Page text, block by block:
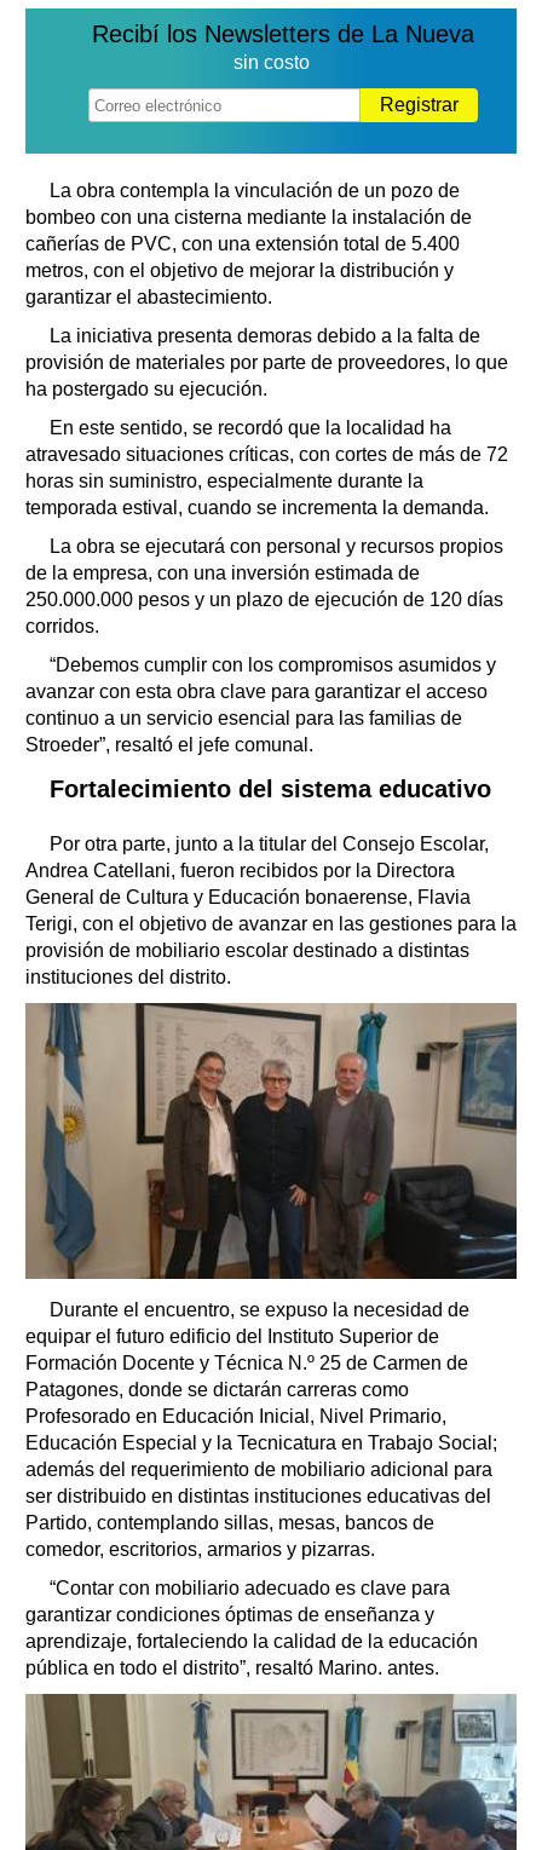
Recibí los Newsletters de La Nueva
sin costo
Registrar
La obra contempla la vinculación de un pozo de
bombeo con una cisterna mediante la instalación de
cañerías de PVC, con una extensión total de 5.400
metros, con el objetivo de mejorar la distribución y
garantizar el abastecimiento.
La iniciativa presenta demoras debido a la falta de
provisión de materiales por parte de proveedores, lo que
ha postergado su ejecución.
En este sentido, se recordó que la localidad ha
atravesado situaciones críticas, con cortes de más de 72
horas sin suministro, especialmente durante la
temporada estival, cuando se incrementa la demanda.
La obra se ejecutará con personal y recursos propios
de la empresa, con una inversión estimada de
250.000.000 pesos y un plazo de ejecución de 120 días
corridos.
“Debemos cumplir con los compromisos asumidos y
avanzar con esta obra clave para garantizar el acceso
continuo a un servicio esencial para las familias de
Stroeder”, resaltó el jefe comunal.
Fortalecimiento del sistema educativo
Por otra parte, junto a la titular del Consejo Escolar,
Andrea Catellani, fueron recibidos por la Directora
General de Cultura y Educación bonaerense, Flavia
Terigi, con el objetivo de avanzar en las gestiones para la
provisión de mobiliario escolar destinado a distintas
instituciones del distrito.
Durante el encuentro, se expuso la necesidad de
equipar el futuro edificio del Instituto Superior de
Formación Docente y Técnica N.º 25 de Carmen de
Patagones, donde se dictarán carreras como
Profesorado en Educación Inicial, Nivel Primario,
Educación Especial y la Tecnicatura en Trabajo Social;
además del requerimiento de mobiliario adicional para
ser distribuido en distintas instituciones educativas del
Partido, contemplando sillas, mesas, bancos de
comedor, escritorios, armarios y pizarras.
“Contar con mobiliario adecuado es clave para
garantizar condiciones óptimas de enseñanza y
aprendizaje, fortaleciendo la calidad de la educación
pública en todo el distrito”, resaltó Marino. antes.